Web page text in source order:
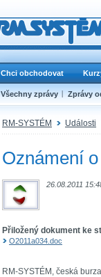
Chci obchodovat
Všechny zprávy Zprávy
RM-SYSTÉM Události
Oznámení
26.08.2011
Přiložený dokument ke
O2011a034.doc
RM-SYSTÉM, česká